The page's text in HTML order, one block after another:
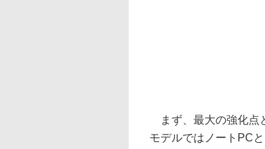
まず、最大の強化点
モデルではノートPC